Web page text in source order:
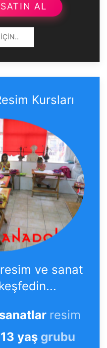
AL
Kursları
ve sanat
resim
yaş grubu